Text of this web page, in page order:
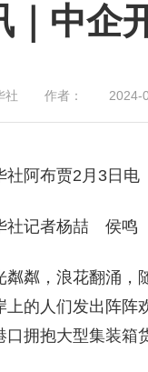
｜中企
社 作者： 2024-
社阿布贾2月3日电
社记者杨喆 侯鸣
粼粼，浪花翻涌，
上的人们发出阵阵
口拥抱大型集装箱